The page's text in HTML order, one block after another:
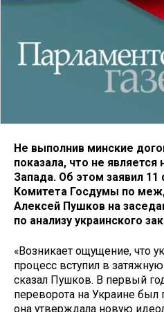
Не выполнив минские
показала, что не
Запада. Об этом заявил
Комитета Госдумы по
Алексей Пушков на
по анализу украинского
«Возникает ощущение, что
процесс вступил в
сказал Пушков. В первый
переворота на Украине был
она утверждала новую